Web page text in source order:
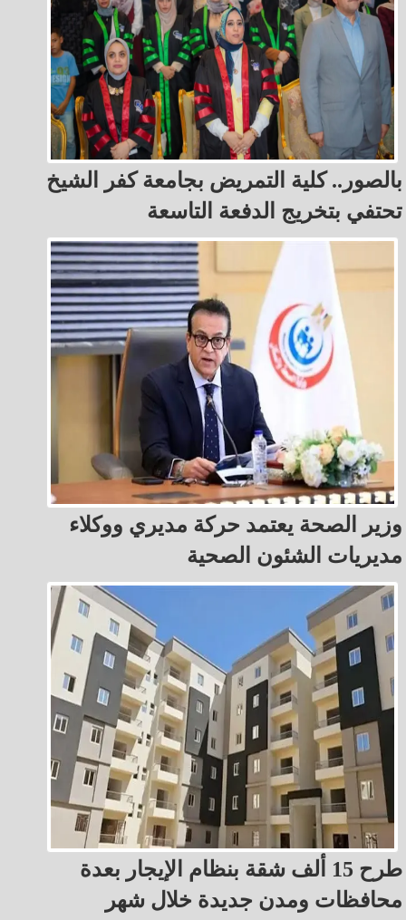
بالصور.. كلية التمريض بجامعة كفر الشيخ
تحتفي بتخريج الدفعة التاسعة
وزير الصحة يعتمد حركة مديري ووكلاء
مديريات الشئون الصحية
طرح 15 ألف شقة بنظام الإيجار بعدة
محافظات ومدن جديدة خلال شهر